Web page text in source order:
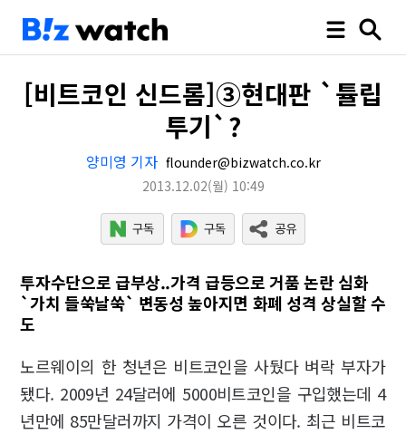
[비트코인 신드롬]③현대판 `튤립
투기`?
양미영 기자 flounder@bizwatch.co.kr
2013.12.02(월) 10:49
투자수단으로 급부상..가격 급등으로 거품 논란 심화
`가치 들쑥날쑥` 변동성 높아지면 화폐 성격 상실할 수
도
노르웨이의 한 청년은 비트코인을 사뒀다 벼락 부자가
됐다. 2009년 24달러에 5000비트코인을 구입했는데 4
년만에 85만달러까지 가격이 오른 것이다. 최근 비트코